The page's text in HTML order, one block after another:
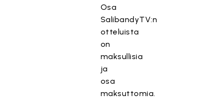
Osa
SalibandyTV:n
otteluista
on
maksullisia
ja
osa
maksuttomia.